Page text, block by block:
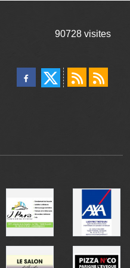
90728 visites